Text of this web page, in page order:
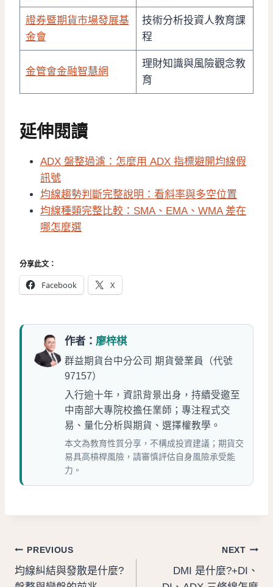
證券暨期貨市場發展基
金會
技術分析投資人教育課
程
金管會金融智慧網
理財知識與風險觀念教
育
延伸閱讀
ADX 盤整過濾：怎麼用 ADX 指標避開均線假
訊號
均線趨勢判斷完整說明：看斜率與多空位置
均線種類完整比較：SMA、EMA、WMA 差在
哪怎麼選
分享此文：
Facebook X
作者： 廖梓棋
群益期貨台中分公司 期貨營業員（代號
97157）
入行逾十年，資訊背景出身，持續受邀至
中南部大專院校擔任業師；專注程式交
易、量化分析與期貨、選擇權教學。
本文為教育性質分享，不構成投資建議；期貨交
易具高槓桿風險，請審慎評估自身風險承受能
力。
文
章
PREVIOUS
均線糾結與發散是什麼?
NEXT
DMI 是什麼?+DI、